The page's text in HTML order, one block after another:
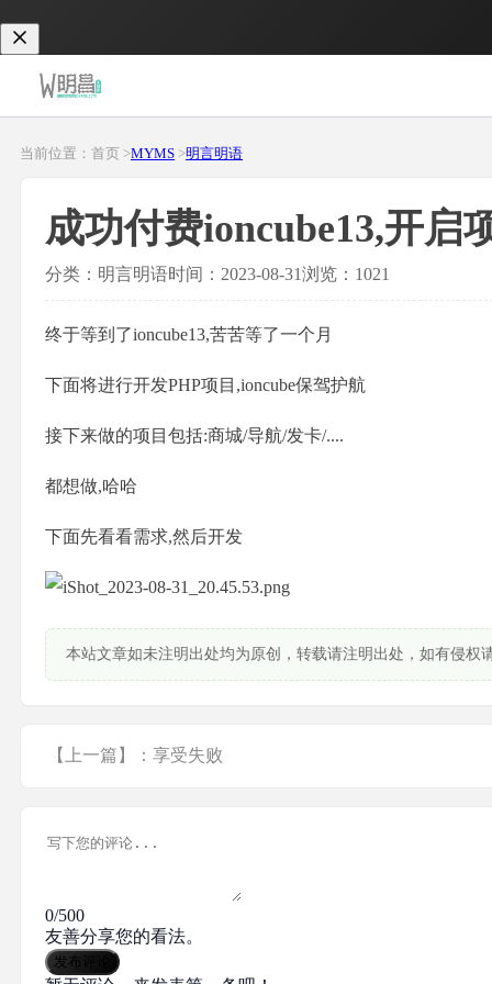
当前位置：首页 >MYMS >明言明语
成功付费ioncube13,开启
分类：明言明语时间：2023-08-31浏览：1021
终于等到了ioncube13,苦苦等了一个月
下面将进行开发PHP项目,ioncube保驾护航
接下来做的项目包括:商城/导航/发卡/....
都想做,哈哈
下面先看看需求,然后开发
本站文章如未注明出处均为原创，转载请注明出处，如有侵权
【上一篇】：享受失败
0/500
友善分享您的看法。
发布评论